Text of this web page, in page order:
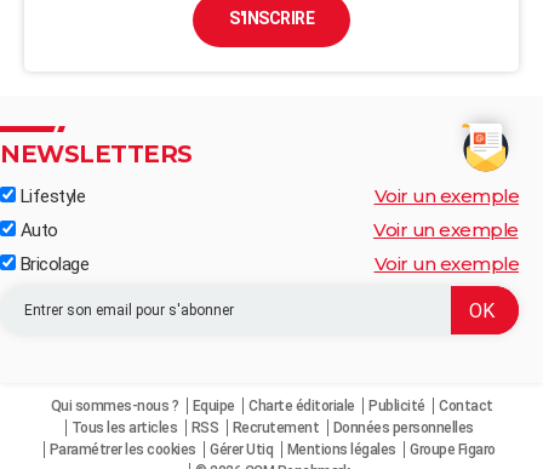
S'INSCRIRE
NEWSLETTERS
Lifestyle Voir un exemple
Auto Voir un exemple
Bricolage Voir un exemple
Qui sommes-nous ? Equipe Charte éditoriale Publicité
Contact
Tous les articles
RSS Recrutement
Données personnelles
Paramétrer les cookies
Gérer Utiq Mentions légales
Groupe Figaro